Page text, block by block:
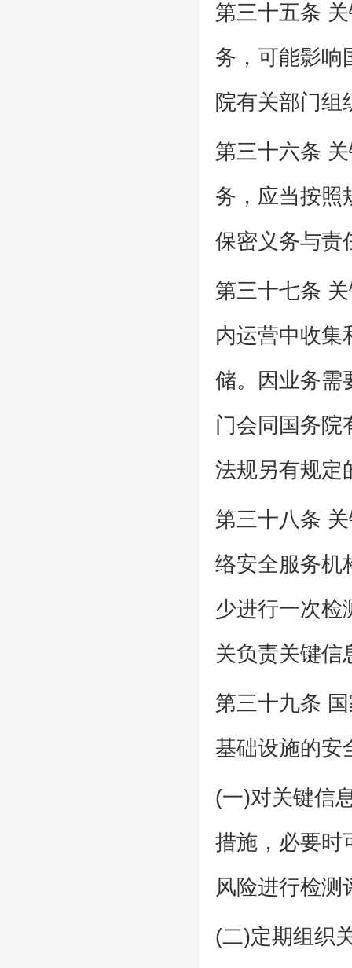
第三十五条
务，可能影响
院有关部门组
第三十六条
务，应当按照
保密义务与责
第三十七条
内运营中收集
储。因业务需
门会同国务院
法规另有规定
第三十八条
络安全服务机
少进行一次检
关负责关键信
第三十九条
基础设施的安
(一)对关键信
措施，必要时
风险进行检测
(二)定期组织